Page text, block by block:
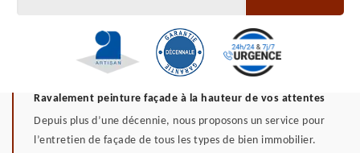
Ravalement peinture façade à la hauteur de vos attentes
Depuis plus d’une décennie, nous proposons un service pour
l’entretien de façade de tous les types de bien immobilier.